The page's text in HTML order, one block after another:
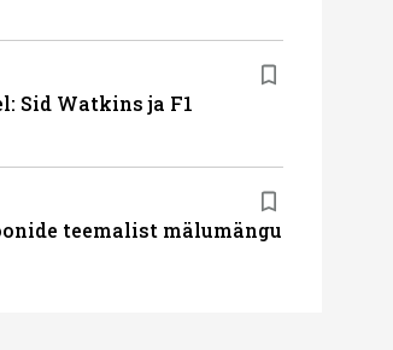
Sid Watkins ja F1
teemalist mälumängu